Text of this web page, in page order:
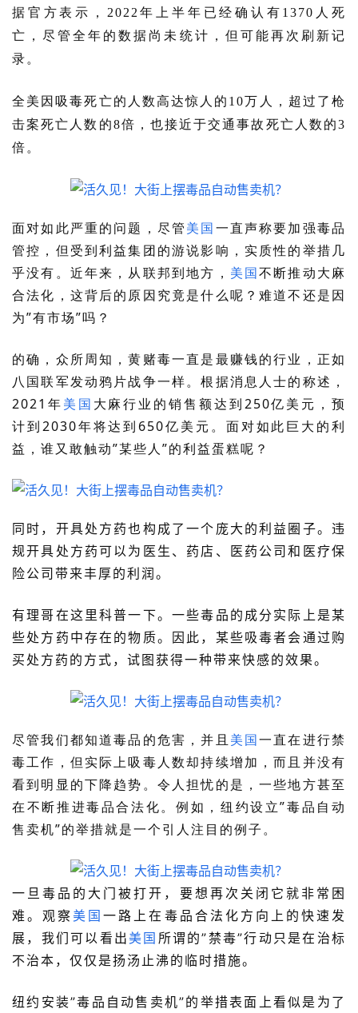
据官方表示，2022年上半年已经确认有1370人死
亡，尽管全年的数据尚未统计，但可能再次刷新记
录。
全美因吸毒死亡的人数高达惊人的10万人，超过了枪
击案死亡人数的8倍，也接近于交通事故死亡人数的3
倍。
面对如此严重的问题，尽管美国一直声称要加强毒品
管控，但受到利益集团的游说影响，实质性的举措几
乎没有。近年来，从联邦到地方， 美国不断推动大麻
合法化，这背后的原因究竟是什么呢？难道不还是因
为”有市场”吗？
的确，众所周知，黄赌毒一直是最赚钱的行业，正如
八国联军发动鸦片战争一样。根据消息人士的称述，
2021年美国 大麻行业的销售额达到250亿美元，预
计到2030年将达到650亿美元。面对如此巨大的利
益，谁又敢触动”某些人”的利益蛋糕呢？
同时，开具处方药也构成了一个庞大的利益圈子。违
规开具处方药可以为医生、药店、医药公司和医疗保
险公司带来丰厚的利润。
有理哥在这里科普一下。一些毒品的成分实际上是某
些处方药中存在的物质。因此，某些吸毒者会通过购
买处方药的方式，试图获得一种带来快感的效果。
尽管我们都知道毒品的危害，并且 美国一直在进行禁
毒工作，但实际上吸毒人数却持续增加，而且并没有
看到明显的下降趋势。令人担忧的是，一些地方甚至
在不断推进毒品合法化。例如，纽约设立”毒品自动
售卖机”的举措就是一个引人注目的例子。
一旦毒品的大门被打开，要想再次关闭它就非常困
难。观察美国一路上在毒品合法化方向上的快速发
展，我们可以看出美国 所谓的”禁毒”行动只是在治标
不治本，仅仅是扬汤止沸的临时措施。
纽约安装”毒品自动售卖机”的举措表面上看似是为了